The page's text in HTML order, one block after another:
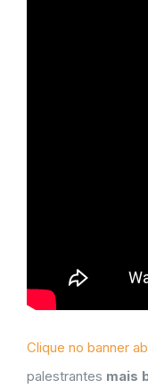
Clique no banner
palestrantes mais